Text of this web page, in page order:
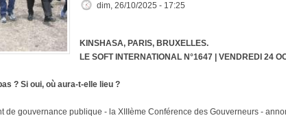
dim, 26/10/2025 - 17:25
KINSHASA, PARIS, BRUXELLES.
LE SOFT INTERNATIONAL N°1647 | VENDREDI 24
? Si oui, où aura-t-elle lieu ?
de gouvernance publique - la XIIIème Conférence des Gouverneurs -